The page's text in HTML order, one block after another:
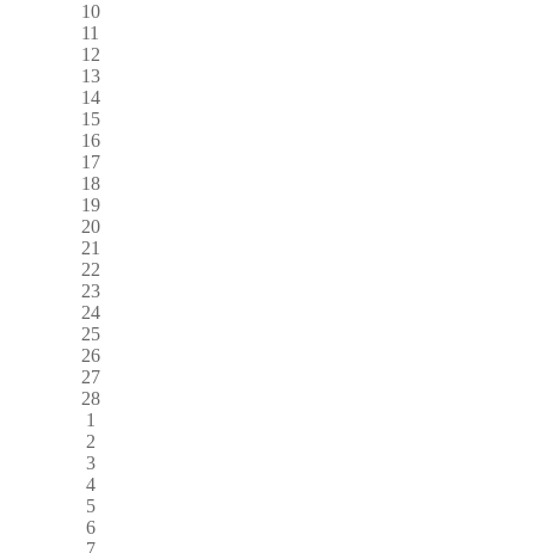
10
11
12
13
14
15
16
17
18
19
20
21
22
23
24
25
26
27
28
1
2
3
4
5
6
7